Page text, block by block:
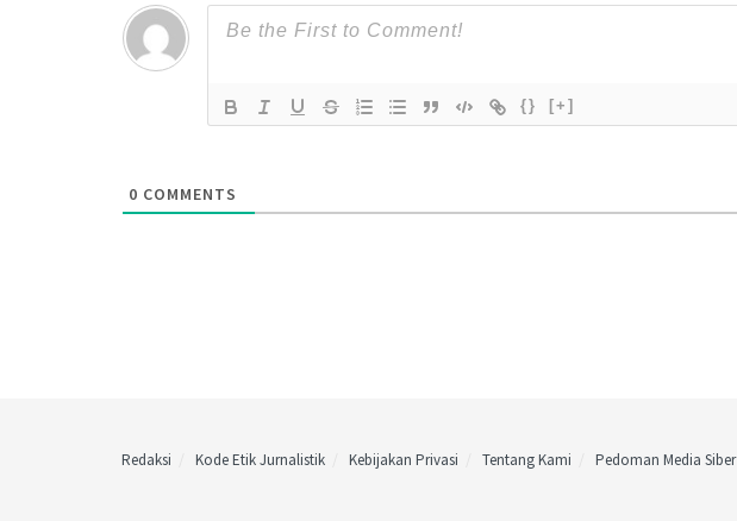
{} [+]
0 COMMENTS
Redaksi Kode Etik Jurnalistik Kebijakan Privasi Tentang Kami Pedoman Media Siber